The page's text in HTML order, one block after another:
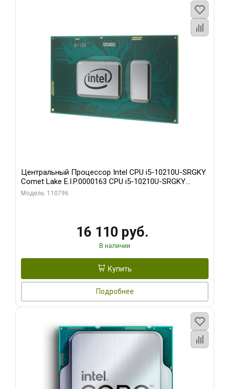
Центральный Процессор Intel CPU i5-10210U-SRGKY
Comet Lake E.I.P.0000163 CPU i5-10210U-SRGKY
Comet Lake 4.2/1.6GHz_4C/8T_6MB_UHD Graphics
Модель: 110796
16 110 руб.
В наличии
Купить
Подробнее